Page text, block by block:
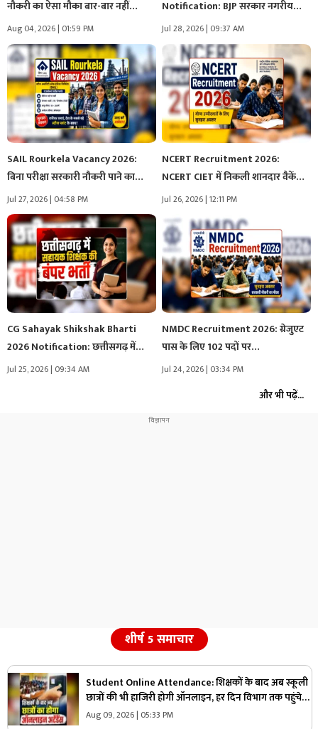
नौकरी का ऐसा मौका बार-बार नहीं…
Aug 04, 2026 | 01:59 PM
Notification: BJP सरकार नगरीय
निकायों में…
Jul 28, 2026 | 09:37 AM
SAIL Rourkela Vacancy 2026:
बिना परीक्षा सरकारी नौकरी पाने का…
Jul 27, 2026 | 04:58 PM
NCERT Recruitment 2026:
NCERT CIET में निकली शानदार वैकेंसी,
इन…
Jul 26, 2026 | 12:11 PM
CG Sahayak Shikshak Bharti
2026 Notification: छत्तीसगढ़ में
सहायक शिक्षक…
Jul 25, 2026 | 09:34 AM
NMDC Recruitment 2026: ग्रेजुएट
पास के लिए 102 पदों पर…
Jul 24, 2026 | 03:34 PM
और भी पढ़ें...
शीर्ष 5 समाचार
Student Online Attendance: शिक्षकों के बाद अब स्कूली
छात्रों की भी हाजिरी होगी ऑनलाइन, हर दिन विभाग तक पहुंचेगी
जानकारी, सभी DEO को आदेश जारी
Aug 09, 2026 | 05:33 PM